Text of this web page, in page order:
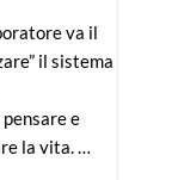
va il
il sistema
e
la vita. …